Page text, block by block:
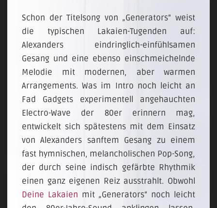
Schon der Titelsong von „Generators“ weist
die typischen Lakaien-Tugenden auf:
Alexanders eindringlich-einfühlsamen
Gesang und eine ebenso einschmeichelnde
Melodie mit modernen, aber warmen
Arrangements. Was im Intro noch leicht an
Fad Gadgets experimentell angehauchten
Electro-Wave der 80er erinnern mag,
entwickelt sich spätestens mit dem Einsatz
von Alexanders sanftem Gesang zu einem
fast hymnischen, melancholischen Pop-Song,
der durch seine indisch gefärbte Rhythmik
einen ganz eigenen Reiz ausstrahlt. Obwohl
Deine Lakaien mit „Generators“ noch leicht